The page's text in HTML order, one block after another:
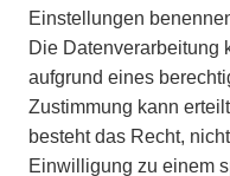
VERANSTALTUNGEN
Einstellungen
Die Datenverarbeitung
aufgrund eines
Zustimmung kann
besteht das Recht,
Einwilligung zu einem